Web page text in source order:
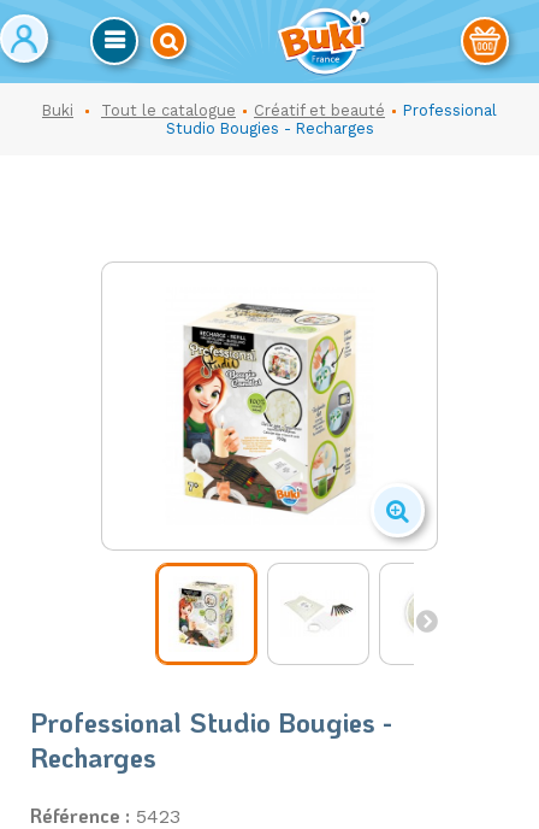
Buki Tout le catalogue Créatif et beauté
Professional
Studio Bougies - Recharges
Professional Studio Bougies -
Recharges
Référence : 5423